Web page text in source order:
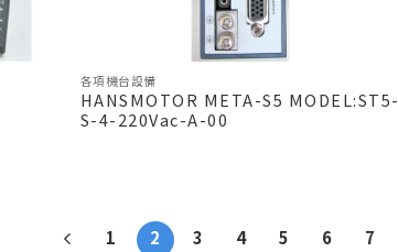
各項機台設備
HANSMOTOR META-S5 MODEL:ST5-
S-4-220Vac-A-00
1 2 3 4 5 6 7